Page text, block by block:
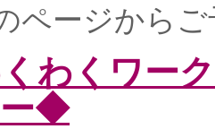
ページから
わくワー
ー◆